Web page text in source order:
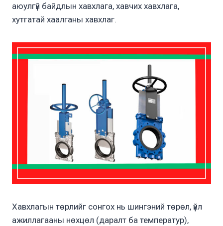
аюулгүй байдлын хавхлага, хавчих хавхлага,
хутгатай хаалганы хавхлаг.
Хавхлагын төрлийг сонгох нь шингэний төрөл, үйл
ажиллагааны нөхцөл (даралт ба температур),